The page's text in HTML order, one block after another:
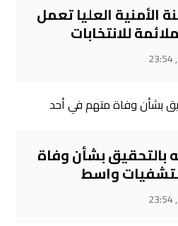
الأمنية العليا تعمل
للانتخابات
بالتحقيق بشأن وفاة
واسط